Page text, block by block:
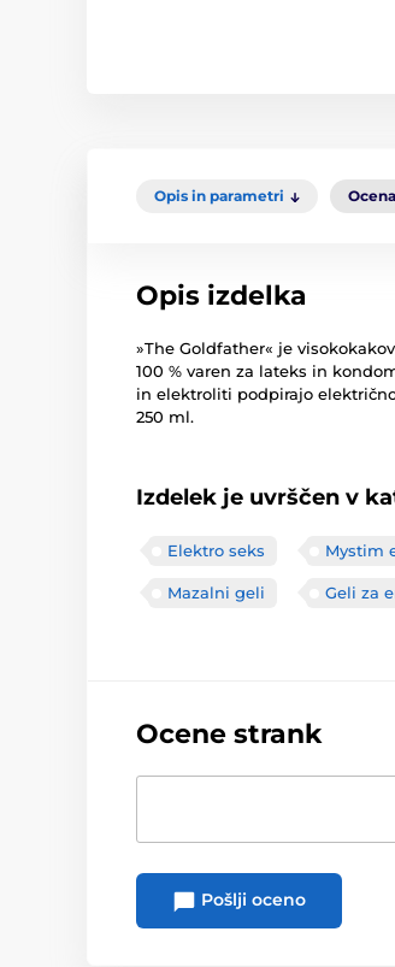
Opis in parametri Ocena
Opis izdelka
»The Goldfather« je
100 % varen za lateks in
in elektroliti podpirajo
250 ml.
Izdelek je uvrščen v
Elektro seks Mystim
Mazalni geli Geli za
Ocene strank
Pošlji oceno